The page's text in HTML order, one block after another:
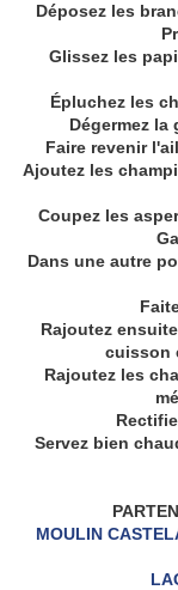
Déposez les
Glissez les
Épluchez les
Dégermez
Faire revenir
Ajoutez les
Coupez les
Dans une autre
Rajoutez
cuisson
Rajoutez les
Servez bien
MOULIN